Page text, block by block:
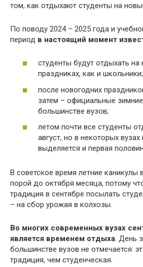
том, как отдыхают студенты на
По поводу 2024 – 2025 года и
период в настоящий момент
студенты будут отдыхать на
праздниках, как и школьники;
после новогодних
затем – официальные
большинстве вузов;
летом почти все студенты
август, но в некоторых
выделяется и первая
В советское время летние каникулы
порой до октября месяца, потому
традиция в сентябре посылать
– на сбор урожая в колхозы.
Во многих современных вузах
является временем отдыха. День
большинстве вузов не отмечается:
традиция, чем студенческая.